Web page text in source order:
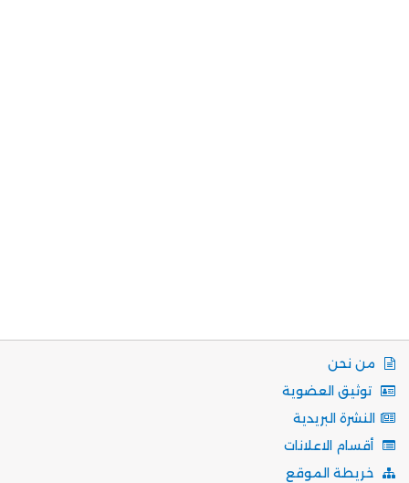
من نحن
توثيق العضوية
النشرة البريدية
أقسام الاعلانات
خريطة الموقع